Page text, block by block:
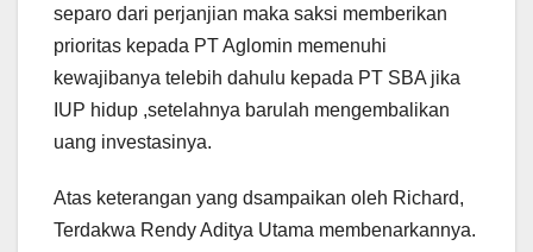
separo dari perjanjian maka saksi memberikan
prioritas kepada PT Aglomin memenuhi
kewajibanya telebih dahulu kepada PT SBA jika
IUP hidup ,setelahnya barulah mengembalikan
uang investasinya.
Atas keterangan yang dsampaikan oleh Richard,
Terdakwa Rendy Aditya Utama membenarkannya.